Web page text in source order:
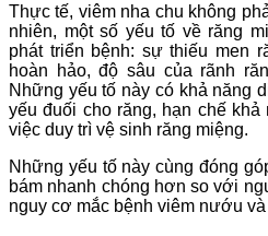
Thực tế, viêm nha chu không
nhiên, một số yếu tố về răng
phát triển bệnh: sự thiếu men
hoàn hảo, độ sâu của rãnh
Những yếu tố này có khả năng
yếu đuối cho răng, hạn chế
việc duy trì vệ sinh răng miệng.
Những yếu tố này cùng đóng
bám nhanh chóng hơn so với
nguy cơ mắc bệnh viêm nướu